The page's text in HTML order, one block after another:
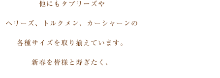
他にもタブリーズや
ヘリーズ、トルクメン、カーシャーンの
各種サイズを取り揃えています。
新春を皆様と寿ぎたく、